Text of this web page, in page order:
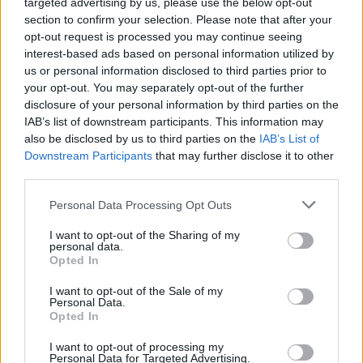
section to confirm your selection. Please note that after your
opt-out request is processed you may continue seeing
interest-based ads based on personal information utilized by
us or personal information disclosed to third parties prior to
your opt-out. You may separately opt-out of the further
disclosure of your personal information by third parties on the
IAB’s list of downstream participants. This information may
also be disclosed by us to third parties on the IAB’s List of
Downstream Participants that may further disclose it to other
Personal Data Processing Opt Outs
I want to opt-out of the Sharing of my
personal data.
Opted In
I want to opt-out of the Sale of my
Personal Data.
Opted In
I want to opt-out of processing my
Personal Data for Targeted Advertising.
ΣΤΗΝ ΙΔΙΑ ΚΑΤΗΓΟΡΙΑ
Extreme Makeover Home
Edition με τον Σπύρο Σούλη: Το
νέο trailer του ΑΝΤ1 που μας
άφησε άφωνους
ΣΉΜΕΡΑ
με τον Σπύρο Σούλη στο τιμόνι της
ελληνικής εκδοχής.
Κιμ Καρντάσιαν και Λιούις
στο Instagram
φωτογραφικό άλμπουμ με selfie και
αγκαλιές μαζί με τον επτά φορές